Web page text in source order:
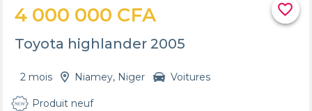
favorite_border
4 000 000 CFA
Toyota highlander 2005
2 mois Niamey, Niger Voitures
Produit neuf